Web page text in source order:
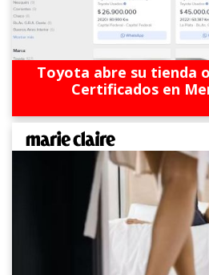
Toyota abre su tienda
Certificados en